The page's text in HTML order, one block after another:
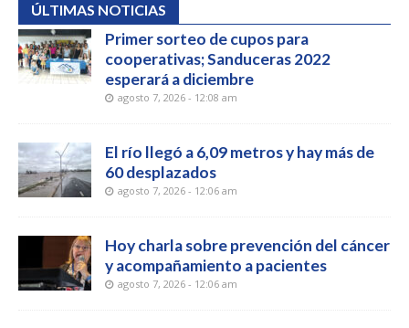
ÚLTIMAS NOTICIAS
Primer sorteo de cupos para
cooperativas; Sanduceras 2022
esperará a diciembre
agosto 7, 2026 - 12:08 am
El río llegó a 6,09 metros y hay más de
60 desplazados
agosto 7, 2026 - 12:06 am
Hoy charla sobre prevención del cáncer
y acompañamiento a pacientes
agosto 7, 2026 - 12:06 am